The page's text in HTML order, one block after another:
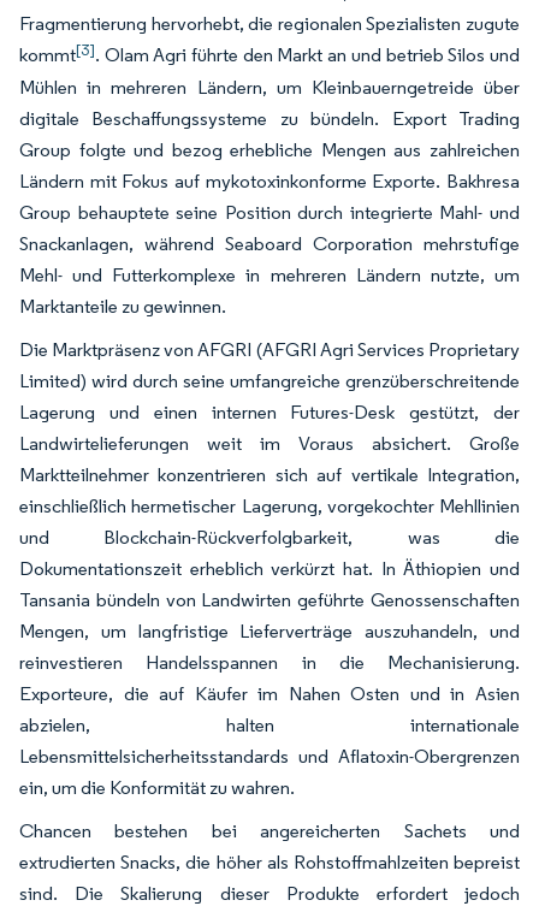
Fragmentierung hervorhebt, die regionalen Spezialisten zugute
kommt[3]. Olam Agri führte den Markt an und betrieb Silos und
Mühlen in mehreren Ländern, um Kleinbauerngetreide über
digitale Beschaffungssysteme zu bündeln. Export Trading
Group folgte und bezog erhebliche Mengen aus zahlreichen
Ländern mit Fokus auf mykotoxinkonforme Exporte. Bakhresa
Group behauptete seine Position durch integrierte Mahl- und
Snackanlagen, während Seaboard Corporation mehrstufige
Mehl- und Futterkomplexe in mehreren Ländern nutzte, um
Marktanteile zu gewinnen.
Die Marktpräsenz von AFGRI (AFGRI Agri Services Proprietary
Limited) wird durch seine umfangreiche grenzüberschreitende
Lagerung und einen internen Futures-Desk gestützt, der
Landwirtelieferungen weit im Voraus absichert. Große
Marktteilnehmer konzentrieren sich auf vertikale Integration,
einschließlich hermetischer Lagerung, vorgekochter Mehllinien
und Blockchain-Rückverfolgbarkeit, was die
Dokumentationszeit erheblich verkürzt hat. In Äthiopien und
Tansania bündeln von Landwirten geführte Genossenschaften
Mengen, um langfristige Lieferverträge auszuhandeln, und
reinvestieren Handelsspannen in die Mechanisierung.
Exporteure, die auf Käufer im Nahen Osten und in Asien
abzielen, halten internationale
Lebensmittelsicherheitsstandards und Aflatoxin-Obergrenzen
ein, um die Konformität zu wahren.
Chancen bestehen bei angereicherten Sachets und
extrudierten Snacks, die höher als Rohstoffmahlzeiten bepreist
sind. Die Skalierung dieser Produkte erfordert jedoch